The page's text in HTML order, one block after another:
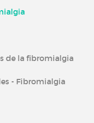
de la fibromialgia
- Fibromialgia